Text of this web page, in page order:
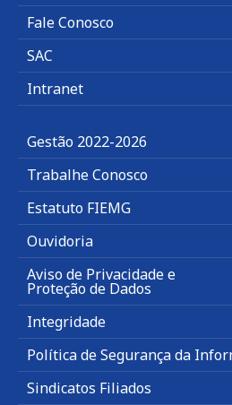
Fale Conosco
SAC
Intranet
Gestão 2022-2026
Trabalhe Conosco
Estatuto FIEMG
Ouvidoria
Aviso de Privacidade e
Proteção de Dados
Integridade
Política de Segurança da
Sindicatos Filiados